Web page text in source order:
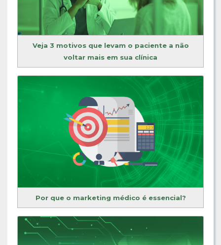
Veja 3 motivos que levam o paciente a não
voltar mais em sua clínica
Por que o marketing médico é essencial?